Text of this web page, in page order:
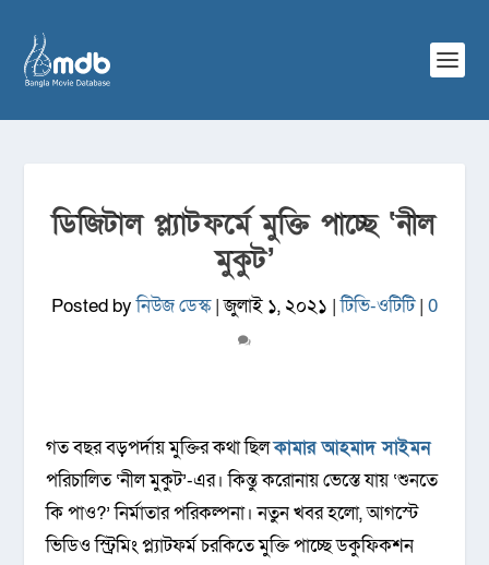
ডিজিটাল প্ল্যাটফর্মে মুক্তি পাচ্ছে ‘নীল
মুকুট’
Posted byনিউজ ডেস্ক|জুলাই ১, ২০২১ |টিভি-ওটিটি| 0
গত বছর বড়পর্দায় মুক্তির কথা ছিলকামার আহমাদ সাইমন
পরিচালিত ‘নীল মুকুট’-এর। কিন্তু করোনায় ভেস্তে যায় ‘শুনতে
কি পাও?’ নির্মাতার পরিকল্পনা। নতুন খবর হলো, আগস্টে
ভিডিও স্ট্রিমিং প্ল্যাটফর্ম চরকিতে মুক্তি পাচ্ছে ডকুফিকশন